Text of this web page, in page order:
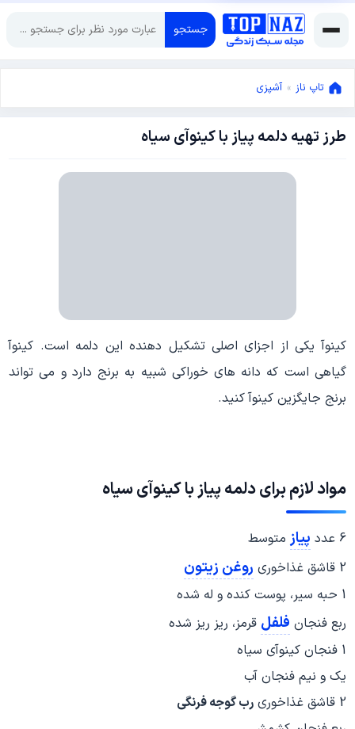
جستجو
تاپ ناز » آشپزی
طرز تهیه دلمه پیاز با کینوآی سیاه
فوریه
کینوآ یکی از اجزای اصلی تشکیل دهنده این دلمه است. کینوآ
گیاهی است که دانه های خوراکی شبیه به برنج دارد و می تواند
برنج جایگزین کینوآ کنید.
مواد لازم برای دلمهپیازبا کینوآی سیاه
6 عدد پیاز متوسط
2 قاشق غذاخوری
روغن زیتون
1 حبه سیر، پوست کنده و له شده
ربع فنجان فلفل قرمز، ریز ریز شده
1 فنجان کینوآی سیاه
یک و نیم فنجان آب
2 قاشق غذاخوری
رب گوجه فرنگی